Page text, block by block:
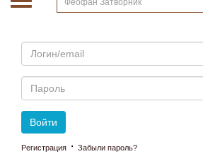
Email
Пароль
Войти
Регистрация · Забыли пароль?